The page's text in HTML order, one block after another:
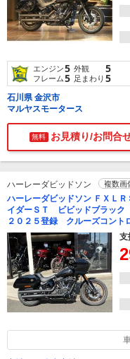
エンジン5 外観 5
フレーム5 足まわり 5
石川県 金沢市
マルヤスモータース
無料 お見積り/お問合
ハーレーダビッドソン 複数画
ハーレーダビッドソン ＦＸＬ
イダーＳＴ ビビッドブラッ
２０２５登録 クルーズコント
支